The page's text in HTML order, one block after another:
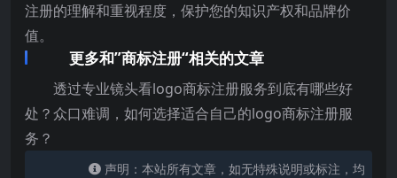
注册的理解和重视程度，保护您的知识产权和品牌价
值。
更多和”商标注册“相关的文章
透过专业镜头看logo商标注册服务到底有哪些好
处？众口难调，如何选择适合自己的logo商标注册服
务？
声明：本站所有文章，如无特殊说明或标注，均